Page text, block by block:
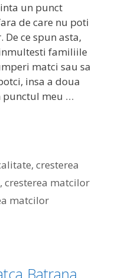
un punct
de care nu poti
ce spun asta,
familiile
matci sau sa
insa a doua
punctul meu …
,cresterea
, cresterea matcilor
matcilor
Batrana